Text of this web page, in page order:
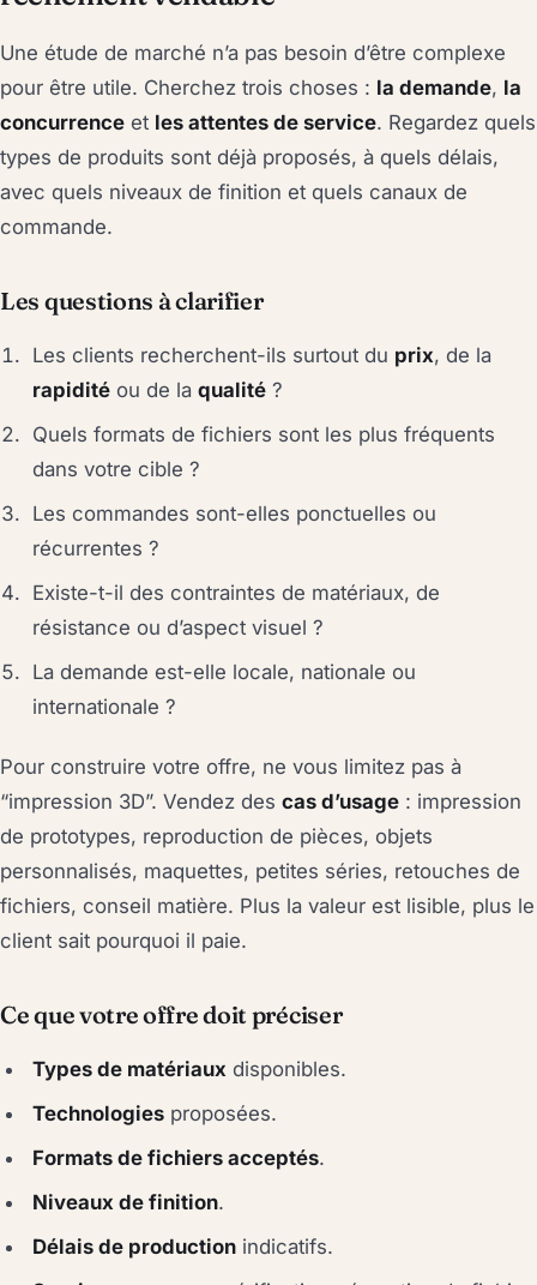
Une étude de marché n’a pas besoin d’être complexe
pour être utile. Cherchez trois choses : la demande, la
concurrence et les attentes de service. Regardez quels
types de produits sont déjà proposés, à quels délais,
avec quels niveaux de finition et quels canaux de
commande.
Les questions à clarifier
Les clients recherchent-ils surtout du prix, de la
rapidité ou de laqualité ?
Quels formats de fichiers sont les plus fréquents
dans votre cible ?
Les commandes sont-elles ponctuelles ou
récurrentes ?
Existe-t-il des contraintes de matériaux, de
résistance ou d’aspect visuel ?
La demande est-elle locale, nationale ou
internationale ?
Pour construire votre offre, ne vous limitez pas à
“impression 3D”. Vendez des cas d’usage : impression
de prototypes, reproduction de pièces, objets
personnalisés, maquettes, petites séries, retouches de
fichiers, conseil matière. Plus la valeur est lisible, plus le
client sait pourquoi il paie.
Ce que votre offre doit préciser
Types de matériaux disponibles.
Technologies proposées.
Formats de fichiers acceptés.
Niveaux de finition.
Délais de production indicatifs.